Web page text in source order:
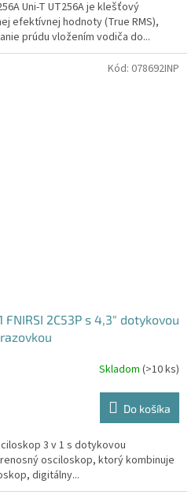
Uni-T UT256A je klešťový
efektívnej hodnoty (True RMS),
prúdu vložením vodiča do...
2C53P s 4,3" dotykovou
Skladom (>10 ks)
Do košíka
3 v 1 s dotykovou
osciloskop, ktorý kombinuje
digitálny...
Kód: 078692INP